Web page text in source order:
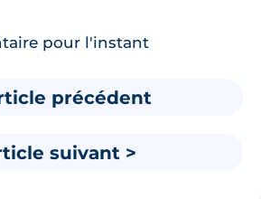
pour l'instant
précédent
suivant >